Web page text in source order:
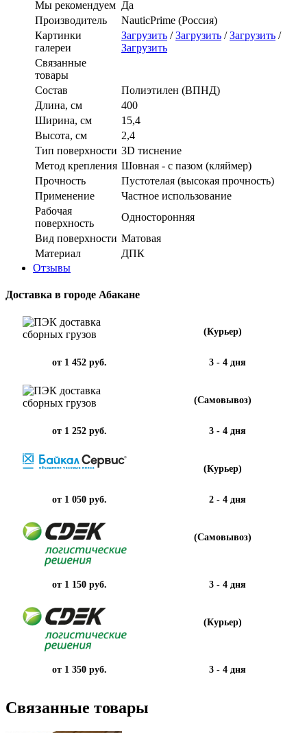
Мы рекомендуем Да
Производитель
NauticPrime (Россия)
Картинки
галереи
Загрузить /Загрузить /Загрузить /
Загрузить
Связанные
товары
Состав
Полиэтилен (ВПНД)
Длина, см
400
Ширина, см
15,4
Высота, см
2,4
Тип поверхности 3D тиснение
Метод крепления Шовная - с пазом (кляймер)
Прочность
Пустотелая (высокая прочность)
Применение
Частное использование
Рабочая
поверхность
Односторонняя
Вид поверхности Матовая
Материал
ДПК
Отзывы
Доставка в городе Абакане
(Курьер)
от 1 452 руб. 3 - 4 дня
(Самовывоз)
от 1 252 руб. 3 - 4 дня
(Курьер)
от 1 050 руб. 2 - 4 дня
(Самовывоз)
от 1 150 руб. 3 - 4 дня
(Курьер)
от 1 350 руб. 3 - 4 дня
Связанные товары